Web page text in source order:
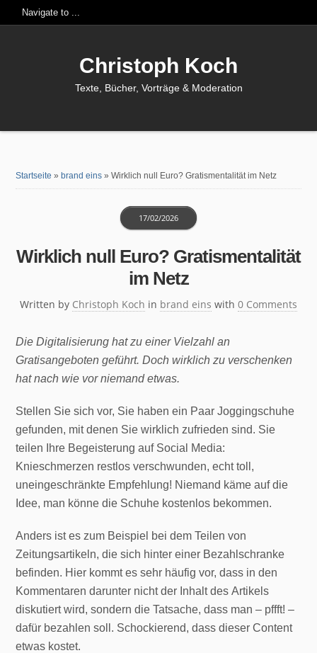
Christoph Koch
Texte, Bücher, Vorträge & Moderation
Startseite » brand eins »Wirklich null Euro? Gratismentalität im Netz
Wirklich null Euro? Gratismentalität
im Netz
Written by Christoph Koch
17/02/2026
in brand eins with 0 Comments
Die Digitalisierung hat zu einer Vielzahl an
Gratisangeboten geführt. Doch wirklich zu verschenken
hat nach wie vor niemand etwas.
Stellen Sie sich vor, Sie haben ein Paar Joggingschuhe
gefunden, mit denen Sie wirklich zufrieden sind. Sie
teilen Ihre Begeisterung auf Social Media:
Knieschmerzen restlos verschwunden, echt toll,
uneingeschränkte Empfehlung! Niemand käme auf die
Idee, man könne die Schuhe kostenlos bekommen.
Anders ist es zum Beispiel bei dem Teilen von
Zeitungsartikeln, die sich hinter einer Bezahlschranke
befinden. Hier kommt es sehr häufig vor, dass in den
Kommentaren darunter nicht der Inhalt des Artikels
diskutiert wird, sondern die Tatsache, dass man – pffft! –
dafür bezahlen soll. Schockierend, dass dieser Content
etwas kostet.